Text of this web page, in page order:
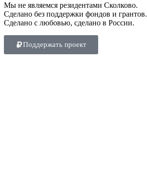
Мы не являемся резидентами Сколково.
Сделано без поддержки фондов и грантов.
Сделано с любовью, сделано в России.
Поддержать проект